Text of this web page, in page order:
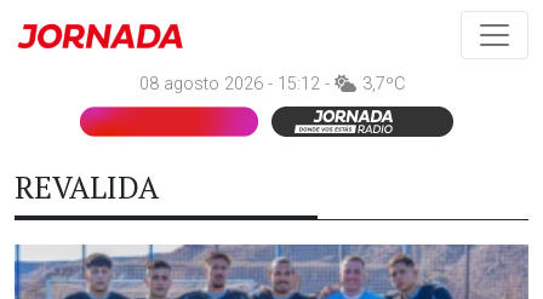
08 agosto 2026 - 15:12 - 3,7ºC
REVALIDA